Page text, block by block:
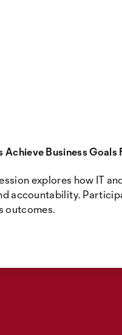
Business Goals
explores how IT
accountability.
outcomes.